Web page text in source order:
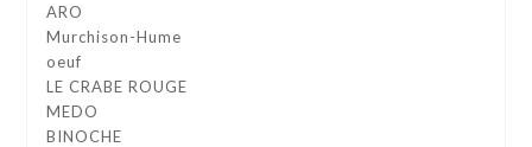
ARO
Murchison-Hume
oeuf
LE CRABE ROUGE
MEDO
BINOCHE